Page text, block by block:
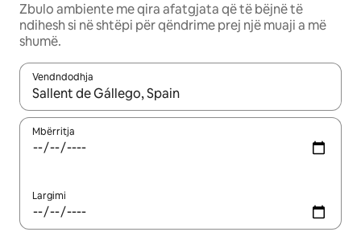
Zbulo ambiente me qira afatgjata që të bëjnë të
ndihesh si në shtëpi për qëndrime prej një muaji a më
shumë.
Vendndodhja
Kur rezultatet të jenë të disponueshme, lëviz me butonat e
Mbërritja
Largimi